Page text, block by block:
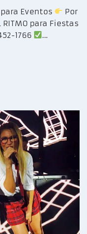
para Eventos
Por
para Fiestas
1766
…